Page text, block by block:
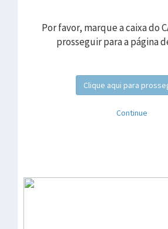
Por favor, marque a caixa do
prosseguir para a página
Clique aqui para
Continue